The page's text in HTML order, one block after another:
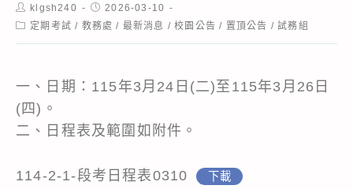
Post
author:
klgsh240
Post
published:
2026-03-10
Post定期考試 / 教務處 / 最新消息 / 校園公告 / 置頂公告 / 試務組
一、日期：115年3月24日(二)至115年3月26日
(四)。
二、日程表及範圍如附件。
114-2-1-段考日程表0310 下載